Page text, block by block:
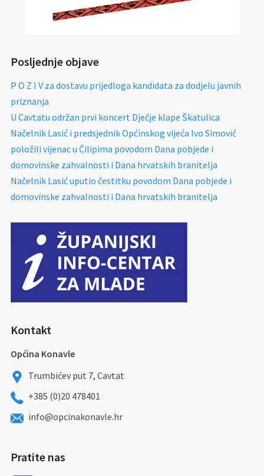
Posljednje objave
P O Z I V za dostavu prijedloga kandidata za dodjelu javnih
priznanja
U Cavtatu održan prvi koncert Dječje klape Škatulica
Načelnik Lasić i predsjednik Općinskog vijeća Ivo Simović
položili vijenac u Čilipima povodom Dana pobjede i
domovinske zahvalnosti i Dana hrvatskih branitelja
Načelnik Lasić uputio čestitku povodom Dana pobjede i
domovinske zahvalnosti i Dana hrvatskih branitelja
Kontakt
Općina Konavle
Trumbićev put 7, Cavtat
+385 (0)20 478401
info@opcinakonavle.hr
Pratite nas